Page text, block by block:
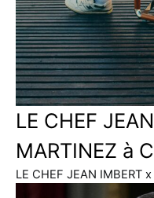
LE CHEF
MARTINEZ à
LE CHEF JEAN IMBERT